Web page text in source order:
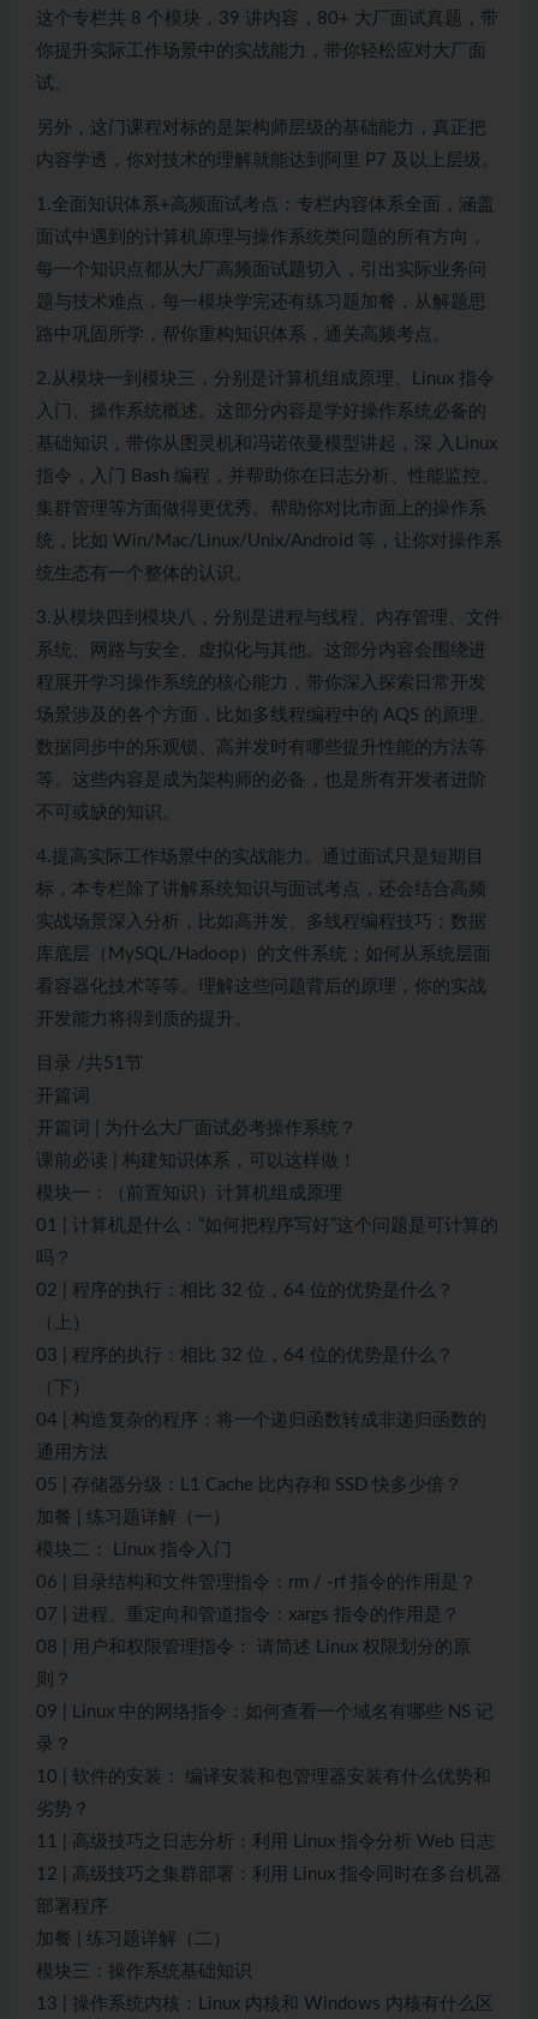
这个专栏共 8 个模块，39 讲内容，80+ 大厂面试真题，带
你提升实际工作场景中的实战能力，带你轻松应对大厂面
试。
另外，这门课程对标的是架构师层级的基础能力，真正把
内容学透，你对技术的理解就能达到阿里 P7 及以上层级。
1.全面知识体系+高频面试考点：专栏内容体系全面，涵盖
面试中遇到的计算机原理与操作系统类问题的所有方向，
每一个知识点都从大厂高频面试题切入，引出实际业务问
题与技术难点，每一模块学完还有练习题加餐，从解题思
路中巩固所学，帮你重构知识体系，通关高频考点。
2.从模块一到模块三，分别是计算机组成原理、Linux 指令
入门、操作系统概述。这部分内容是学好操作系统必备的
基础知识，带你从图灵机和冯诺依曼模型讲起，深 入Linux
指令，入门 Bash 编程，并帮助你在日志分析、性能监控、
集群管理等方面做得更优秀。帮助你对比市面上的操作系
统，比如 Win/Mac/Linux/Unix/Android 等，让你对操作系
统生态有一个整体的认识。
3.从模块四到模块八，分别是进程与线程、内存管理、文件
系统、网路与安全、虚拟化与其他。这部分内容会围绕进
程展开学习操作系统的核心能力，带你深入探索日常开发
场景涉及的各个方面，比如多线程编程中的 AQS 的原理、
数据同步中的乐观锁、高并发时有哪些提升性能的方法等
等。这些内容是成为架构师的必备，也是所有开发者进阶
不可或缺的知识。
4.提高实际工作场景中的实战能力。通过面试只是短期目
标，本专栏除了讲解系统知识与面试考点，还会结合高频
实战场景深入分析，比如高并发、多线程编程技巧；数据
库底层（MySQL/Hadoop）的文件系统；如何从系统层面
看容器化技术等等。理解这些问题背后的原理，你的实战
开发能力将得到质的提升。
目录 /共51节
开篇词
开篇词 | 为什么大厂面试必考操作系统？
课前必读 | 构建知识体系，可以这样做！
模块一：（前置知识）计算机组成原理
01 | 计算机是什么：“如何把程序写好”这个问题是可计算的
吗？
02 | 程序的执行：相比 32 位，64 位的优势是什么？
（上）
03 | 程序的执行：相比 32 位，64 位的优势是什么？
（下）
04 | 构造复杂的程序：将一个递归函数转成非递归函数的
通用方法
05 | 存储器分级：L1 Cache 比内存和 SSD 快多少倍？
加餐 | 练习题详解（一）
模块二： Linux 指令入门
06 | 目录结构和文件管理指令：rm / -rf 指令的作用是？
07 | 进程、重定向和管道指令：xargs 指令的作用是？
08 | 用户和权限管理指令： 请简述 Linux 权限划分的原
则？
09 | Linux 中的网络指令：如何查看一个域名有哪些 NS 记
录？
10 | 软件的安装： 编译安装和包管理器安装有什么优势和
劣势？
11 | 高级技巧之日志分析：利用 Linux 指令分析 Web 日志
12 | 高级技巧之集群部署：利用 Linux 指令同时在多台机器
部署程序
加餐 | 练习题详解（二）
模块三：操作系统基础知识
13 | 操作系统内核：Linux 内核和 Windows 内核有什么区